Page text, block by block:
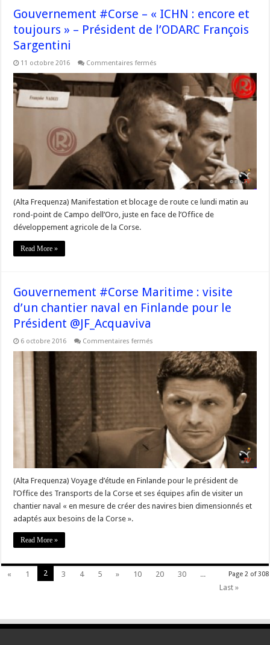
Gouvernement #Corse – « ICHN : encore et
toujours » – Président de l’ODARC François
Sargentini
11 octobre 2016 Commentaires fermés
#Corse
–
« ICHN
:
encore
et
toujours »
–
Président
de
l’ODARC
François
Sargentini
(Alta Frequenza) Manifestation et blocage de route ce lundi matin au
rond-point de Campo dell’Oro, juste en face de l’Office de
développement agricole de la Corse.
Read More »
Gouvernement #Corse Maritime : visite
d’un chantier naval en Finlande pour le
Président @JF_Acquaviva
6 octobre 2016 Commentaires fermés
#Corse
Maritime
visite
d’un
chantier
naval
pour
Président
@JF_Acquaviva
(Alta Frequenza) Voyage d’étude en Finlande pour le président de
l’Office des Transports de la Corse et ses équipes afin de visiter un
chantier naval « en mesure de créer des navires bien dimensionnés et
adaptés aux besoins de la Corse ».
Read More »
Page 2 of 308
« 1 2 3 4 5 » 10 20 30
...
Last »